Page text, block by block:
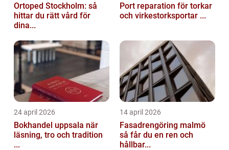
Ortoped Stockholm: så
hittar du rätt vård för
dina...
Port reparation för torkar
och virkestorksportar ...
24 april 2026
Bokhandel uppsala när
läsning, tro och tradition
...
14 april 2026
Fasadrengöring malmö
så får du en ren och
hållbar...